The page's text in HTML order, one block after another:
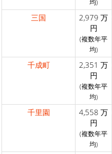
均)
三国
2,979 万
円
(複数年平
均)
千成町
2,351 万
円
(複数年平
均)
千里園
4,558 万
円
(複数年平
均)